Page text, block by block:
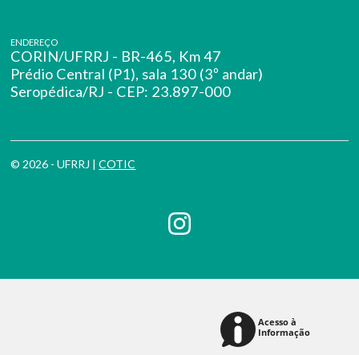
ENDEREÇO
CORIN/UFRRJ - BR-465, Km 47
Prédio Central (P1), sala 130 (3º andar)
Seropédica/RJ - CEP: 23.897-000
© 2026 - UFRRJ |COTIC